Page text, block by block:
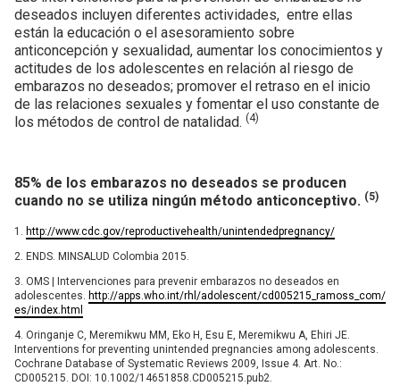
deseados incluyen diferentes actividades, entre ellas
están la educación o el asesoramiento sobre
anticoncepción y sexualidad, aumentar los conocimientos y
actitudes de los adolescentes en relación al riesgo de
embarazos no deseados; promover el retraso en el inicio
de las relaciones sexuales y fomentar el uso constante de
los métodos de control de natalidad. (4)
85% de los embarazos no deseados se producen
cuando no se utiliza ningún método anticonceptivo. (5)
1. http://www.cdc.gov/reproductivehealth/unintendedpregnancy/
2. ENDS. MINSALUD Colombia 2015.
3. OMS | Intervenciones para prevenir embarazos no deseados en
adolescentes. http://apps.who.int/rhl/adolescent/cd005215_ramoss_com/
es/index.html
4. Oringanje C, Meremikwu MM, Eko H, Esu E, Meremikwu A, Ehiri JE.
Interventions for preventing unintended pregnancies among adolescents.
Cochrane Database of Systematic Reviews 2009, Issue 4. Art. No.:
CD005215. DOI: 10.1002/14651858.CD005215.pub2.